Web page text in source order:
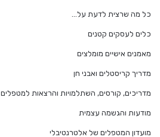
כל מה שרצית לדעת על…
כלים לעסקים קטנים
מאמנים אישיים מומלצים
מדריך קריסטלים ואבני חן
מדריכים, קורסים, השתלמויות והרצאות למטפלים
מודעות והגשמה עצמית
מועדון המטפלים של אלטרנטיבלי